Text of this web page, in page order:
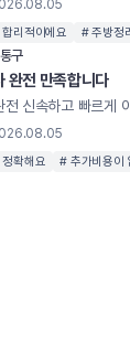
리적이에요 # 주방정
구
완전 만족합니다
확해요 # 추가비용이